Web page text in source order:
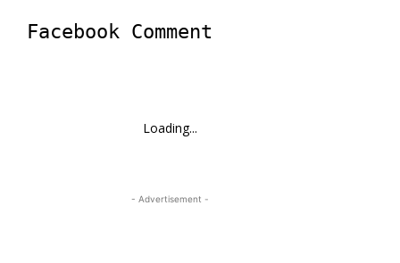
Facebook Comment
Loading...
- Advertisement -